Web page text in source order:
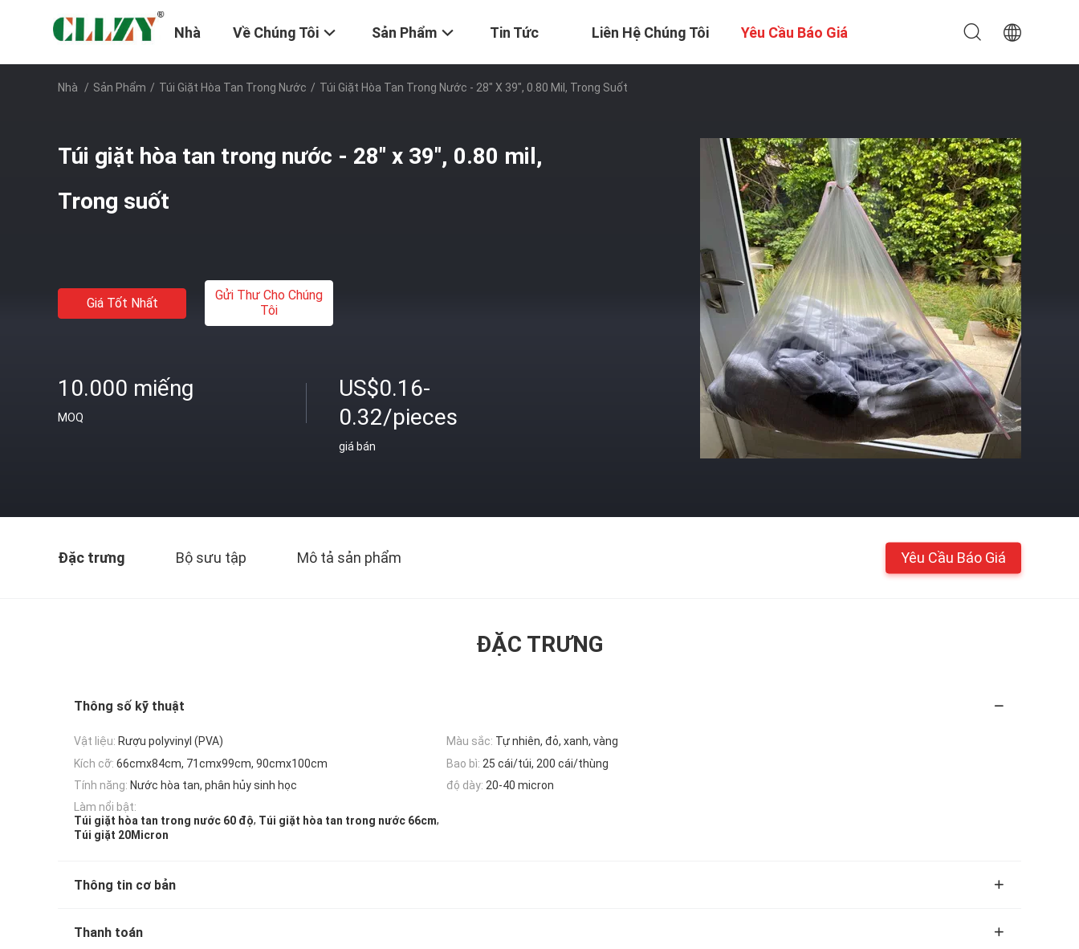
Nhà Về Chúng Tôi Sản Phẩm Tin Tức Liên Hệ Chúng Tôi Yêu Cầu Báo Giá
Nhà / Sản Phẩm / Túi Giặt Hòa Tan Trong Nước / Túi Giặt Hòa Tan Trong Nước - 28" X 39", 0.80 Mil, Trong Suốt
Túi giặt hòa tan trong nước - 28" x 39", 0.80 mil,
Trong suốt
Giá Tốt Nhất
Gửi Thư Cho Chúng
Tôi
10.000 miếng
MOQ
US$0.16-
0.32/pieces
giá bán
Đặc trưng Bộ sưu tập Mô tả sản phẩm Yêu Cầu Báo Giá
ĐẶC TRƯNG
Thông số kỹ thuật
Vật liệu: Rượu polyvinyl (PVA) Màu sắc: Tự nhiên, đỏ, xanh, vàng
Kích cỡ: 66cmx84cm, 71cmx99cm, 90cmx100cm Bao bì: 25 cái/túi, 200 cái/thùng
Tính năng: Nước hòa tan, phân hủy sinh học độ dày: 20-40 micron
Làm nổi bật:
Túi giặt hòa tan trong nước 60 độ, Túi giặt hòa tan trong nước 66cm,
Túi giặt 20Micron
Thông tin cơ bản
Thanh toán